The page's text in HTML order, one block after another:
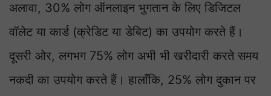
अलावा, 30% लोग ऑनलाइन भुगतान के लिए डिजिटल
वॉलेट या कार्ड (क्रेडिट या डेबिट) का उपयोग करते हैं।
दूसरी ओर, लगभग 75% लोग अभी भी खरीदारी करते समय
नकदी का उपयोग करते हैं। हालाँकि, 25% लोग दुकान पर